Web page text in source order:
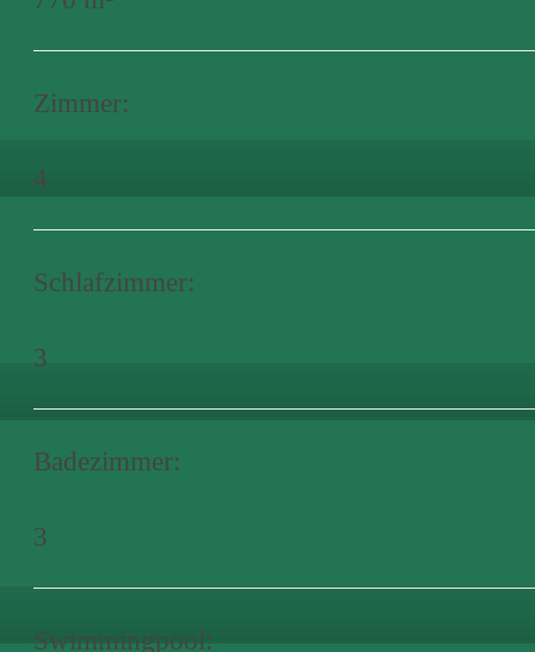
Zimmer:
4
Schlafzimmer:
3
Badezimmer:
3
Swimmingpool: